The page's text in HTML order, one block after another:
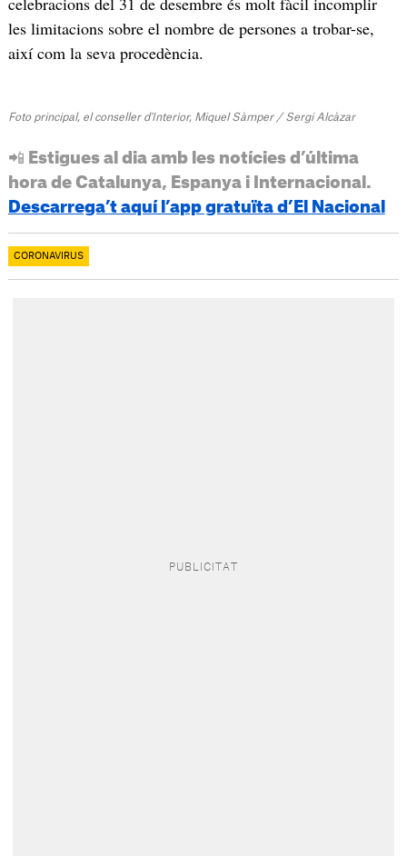
les limitacions sobre el nombre de persones a trobar-se,
així com la seva procedència.
Foto principal, el conseller d'Interior, Miquel Sàmper / Sergi Alcàzar
📲 Estigues al dia amb les notícies d’última
hora de Catalunya, Espanya i Internacional.
Descarrega’t aquí l’app gratuïta d’El Nacional
CORONAVIRUS